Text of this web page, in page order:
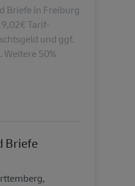
Briefe in Freiburg
Tarif-
und ggf.
50%
Briefe